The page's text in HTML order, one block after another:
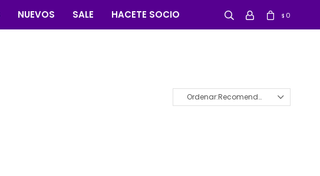
NUEVOS SALE HACETE SOCIO $ 0
Recomendados